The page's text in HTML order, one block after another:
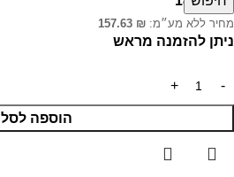
מחיר ללא מע״מ: 157.63 ₪
ניתן להזמנה מראש
הוספה לסל